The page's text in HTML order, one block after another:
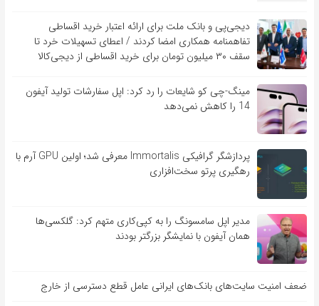
دیجی‌پی و بانک ملت برای ارائه اعتبار خرید اقساطی
تفاهم‎نامه همکاری امضا کردند / اعطای تسهیلات خرد تا
سقف ۳۰ میلیون تومان برای خرید اقساطی از دیجی‌کالا
مینگ-چی کو شایعات را رد کرد: اپل سفارشات تولید آیفون
14 را کاهش نمی‌دهد
پردازشگر گرافیکی Immortalis معرفی شد؛ اولین GPU آرم با
رهگیری پرتو سخت‌افزاری
مدیر اپل سامسونگ را به کپی‌کاری متهم کرد: گلکسی‌ها
همان آیفون با نمایشگر بزرگتر بودند
ضعف امنیت سایت‌های بانک‌های ایرانی عامل قطع دسترسی از خارج